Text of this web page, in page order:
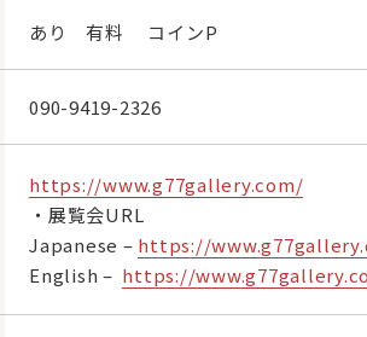
あり 有料 コインP
090-9419-2326
https://www.g77gallery.com/
・展覧会URL
Japanese – https://
English – https://